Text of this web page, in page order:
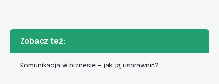
Zobacz też:
Komunikacja w biznesie - jak ją usprawnić?